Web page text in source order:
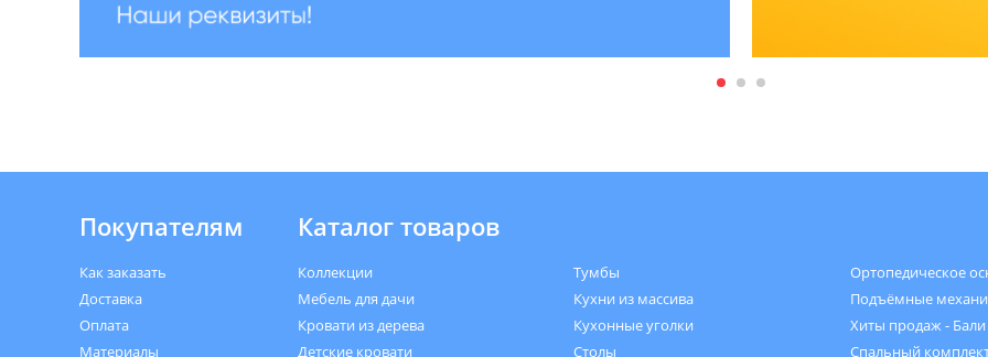
Покупателям
Как заказать
Доставка
Оплата
Материалы
Каталог товаров
Коллекции
Мебель для дачи
Кровати из дерева
Детские кровати
Тумбы
Кухни из массива
Кухонные уголки
Столы
Ортопедическое
Подъёмные
Хиты продаж -
Спальный